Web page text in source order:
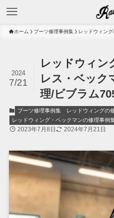
ホーム ブーツ修理事例集 レッドウィン
レッドウィン
レス・ベック
理/ビブラム
2024
7/21
ブーツ修理事例集
レッドウィングの
レッドウィング・ベックマンの修理事例
2023年7月8日 2024年7月21日